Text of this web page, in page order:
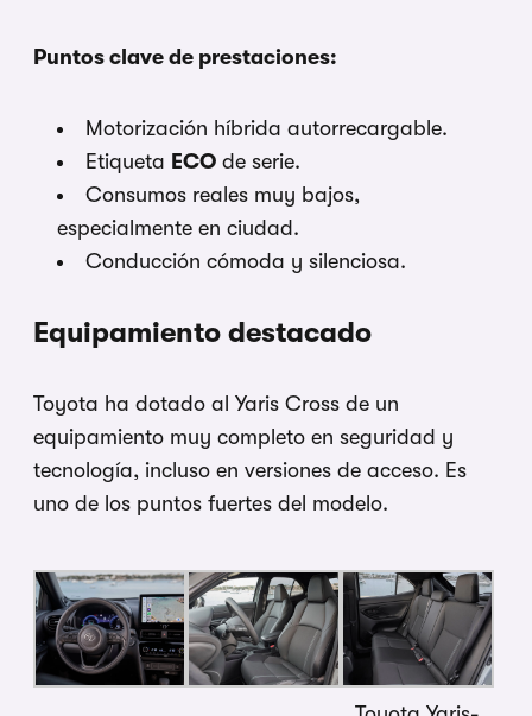
Puntos clave de prestaciones:
Motorización híbrida autorrecargable.
Etiqueta ECO de serie.
Consumos reales muy bajos,
especialmente en ciudad.
Conducción cómoda y silenciosa.
Equipamiento destacado
Toyota ha dotado al Yaris Cross de un
equipamiento muy completo en seguridad y
tecnología, incluso en versiones de acceso. Es
uno de los puntos fuertes del modelo.